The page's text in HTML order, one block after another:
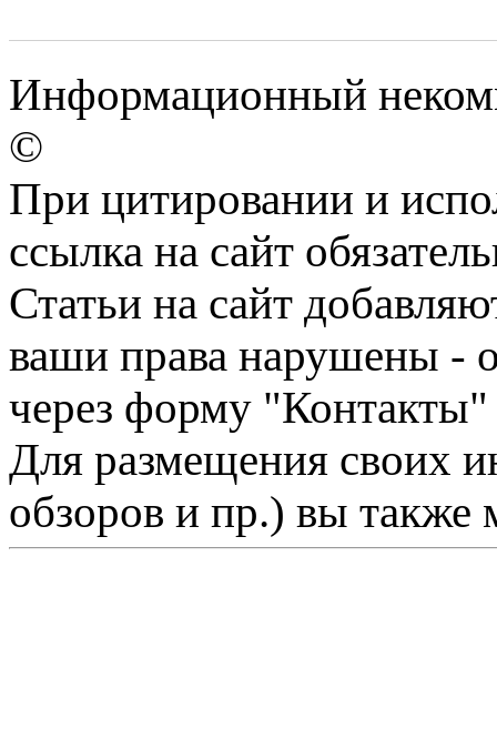
Информационный
©
При цитировании и
ссылка на сайт
Статьи на сайт
ваши права нарушены -
через форму "Контакты"
Для размещения своих
обзоров и пр.) вы также